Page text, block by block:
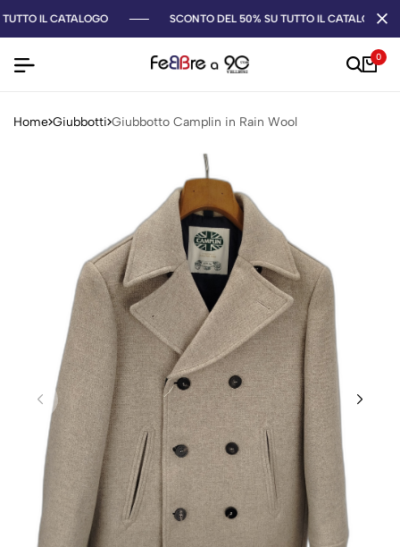
IL CATALOGO SCONTO DEL 50% SU TUTTO IL CATALOGO
0
Home Giubbotti Giubbotto Camplin in Rain Wool